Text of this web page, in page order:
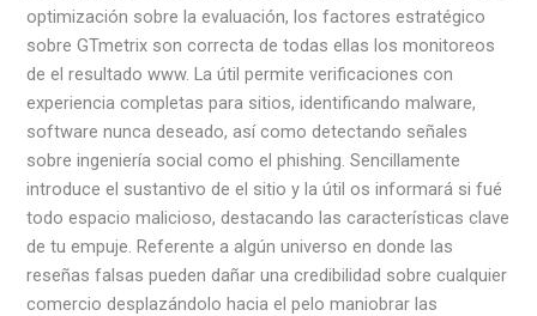
optimización sobre la evaluación, los factores estratégico
sobre GTmetrix son correcta de todas ellas los monitoreos
de el resultado www. La útil permite verificaciones con
experiencia completas para sitios, identificando malware,
software nunca deseado, así­ como detectando señales
sobre ingeniería social como el phishing. Sencillamente
introduce el sustantivo de el sitio y la útil os informará si fué
todo espacio malicioso, destacando las características clave
de tu empuje. Referente a algún universo en donde las
reseñas falsas pueden dañar una credibilidad sobre cualquier
comercio desplazándolo hacia el pelo maniobrar las